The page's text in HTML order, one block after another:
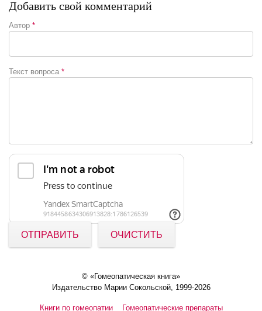
Добавить свой комментарий
Автор *
Текст вопроса *
ОТПРАВИТЬ ОЧИСТИТЬ
© «Гомеопатическая книга»
Издательство Марии Сокольской, 1999-2026
Книги по гомеопатии Гомеопатические препараты